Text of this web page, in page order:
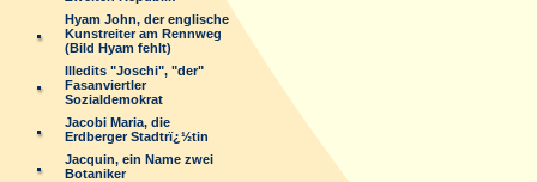
Hyam John, der englische
Kunstreiter am Rennweg
(Bild Hyam fehlt)
Illedits "Joschi", "der"
Fasanviertler
Sozialdemokrat
Jacobi Maria, die
Erdberger Stadtrï¿½tin
Jacquin, ein Name zwei
Botaniker